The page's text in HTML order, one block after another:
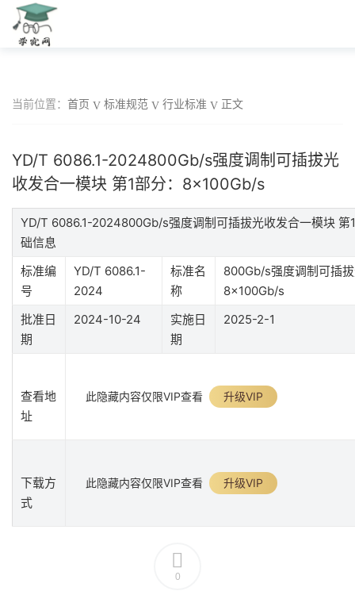
当前位置： 首页 标准规范 行业标准 正文
YD/T 6086.1-2024800Gb/s强度调制可插拔光
收发合一模块 第1部分：8×100Gb/s
YD/T 6086.1-2024800Gb/s强度调制可插拔光收发合一模块
础信息
标准编
号
YD/T 6086.1-
2024
标准名
称
800Gb/s强度调制可插
8×100Gb/s
批准日
期
2024-10-24
实施日
期
2025-2-1
查看地
址
此隐藏内容仅限VIP查看 升级VIP
下载方
式
此隐藏内容仅限VIP查看 升级VIP
0